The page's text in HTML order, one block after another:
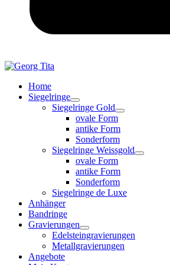
Home
Siegelringe
Siegelringe Gold
ovale Form
antike Form
Sonderform
Siegelringe Weissgold
ovale Form
antike Form
Sonderform
Siegelringe de Luxe
Anhänger
Bandringe
Gravierungen
Edelsteingravierungen
Metallgravierungen
Angebote